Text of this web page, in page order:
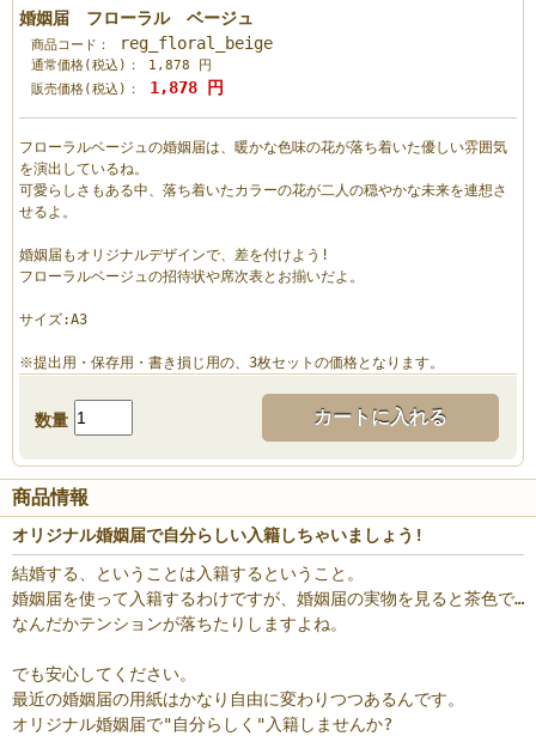
婚姻届 フローラル ベージュ
商品コード： reg_floral_beige
通常価格(税込)： 1,878
円
販売価格(税込)：
1,878 円
フローラルベージュの婚姻届は、暖かな色味の花が落ち着いた優しい雰囲気
を演出しているね。
可愛らしさもある中、落ち着いたカラーの花が二人の穏やかな未来を連想さ
せるよ。
婚姻届もオリジナルデザインで、差を付けよう!
フローラルベージュの招待状や席次表とお揃いだよ。
サイズ:A3
※提出用・保存用・書き損じ用の、3枚セットの価格となります。
数量 カートに入れる
商品情報
オリジナル婚姻届で自分らしい入籍しちゃいましょう!
結婚する、ということは入籍するということ。
婚姻届を使って入籍するわけですが、婚姻届の実物を見ると茶色で…
なんだかテンションが落ちたりしますよね。
でも安心してください。
最近の婚姻届の用紙はかなり自由に変わりつつあるんです。
オリジナル婚姻届で"自分らしく"入籍しませんか?